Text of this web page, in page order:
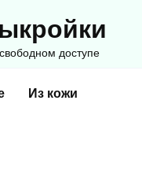
доступе
Из кожи